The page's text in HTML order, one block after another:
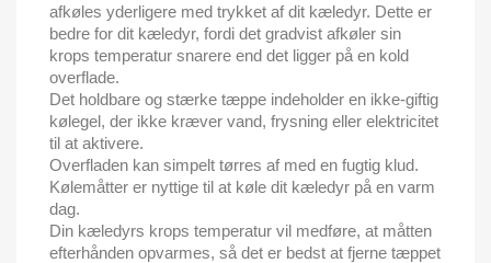
afkøles yderligere med trykket af dit kæledyr. Dette er
bedre for dit kæledyr, fordi det gradvist afkøler sin
krops temperatur snarere end det ligger på en kold
overflade.
Det holdbare og stærke tæppe indeholder en ikke-giftig
kølegel, der ikke kræver vand, frysning eller elektricitet
til at aktivere.
Overfladen kan simpelt tørres af med en fugtig klud.
Kølemåtter er nyttige til at køle dit kæledyr på en varm
dag.
Din kæledyrs krops temperatur vil medføre, at måtten
efterhånden opvarmes, så det er bedst at fjerne tæppet